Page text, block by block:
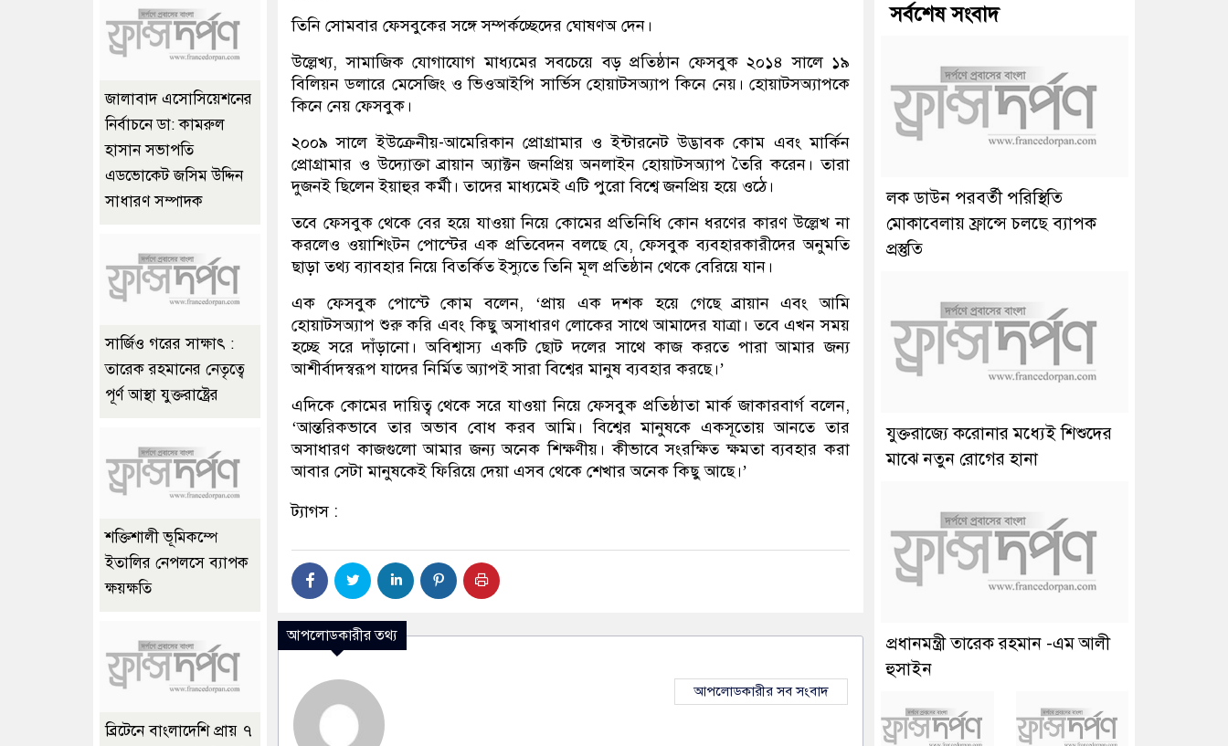
তিনি সোমবার ফেসবুকের সঙ্গে সম্পর্কচ্ছেদের ঘোষণঅ দেন।
উল্লেখ্য, সামাজিক যোগাযোগ মাধ্যমের সবচেয়ে বড় প্রতিষ্ঠান ফেসবুক ২০১৪ সালে ১৯
বিলিয়ন ডলারে মেসেজিং ও ভিওআইপি সার্ভিস হোয়াটসঅ্যাপ কিনে নেয়। হোয়াটসঅ্যাপকে
কিনে নেয় ফেসবুক।
২০০৯ সালে ইউক্রেনীয়-আমেরিকান প্রোগ্রামার ও ইন্টারনেট উদ্ভাবক কোম এবং মার্কিন
প্রোগ্রামার ও উদ্যোক্তা ব্রায়ান অ্যাক্টন জনপ্রিয় অনলাইন হোয়াটসঅ্যাপ তৈরি করেন। তারা
দুজনই ছিলেন ইয়াহুর কর্মী। তাদের মাধ্যমেই এটি পুরো বিশ্বে জনপ্রিয় হয়ে ওঠে।
তবে ফেসবুক থেকে বের হয়ে যাওয়া নিয়ে কোমের প্রতিনিধি কোন ধরণের কারণ উল্লেখ না
করলেও ওয়াশিংটন পোস্টের এক প্রতিবেদন বলছে যে, ফেসবুক ব্যবহারকারীদের অনুমতি
ছাড়া তথ্য ব্যাবহার নিয়ে বিতর্কিত ইস্যুতে তিনি মূল প্রতিষ্ঠান থেকে বেরিয়ে যান।
এক ফেসবুক পোস্টে কোম বলেন, ‘প্রায় এক দশক হয়ে গেছে ব্রায়ান এবং আমি
হোয়াটসঅ্যাপ শুরু করি এবং কিছু অসাধারণ লোকের সাথে আমাদের যাত্রা। তবে এখন সময়
হচ্ছে সরে দাঁড়ানো। অবিশ্বাস্য একটি ছোট দলের সাথে কাজ করতে পারা আমার জন্য
আশীর্বাদস্বরূপ যাদের নির্মিত অ্যাপই সারা বিশ্বের মানুষ ব্যবহার করছে।’
এদিকে কোমের দায়িত্ব থেকে সরে যাওয়া নিয়ে ফেসবুক প্রতিষ্ঠাতা মার্ক জাকারবার্গ বলেন,
‘আন্তরিকভাবে তার অভাব বোধ করব আমি। বিশ্বের মানুষকে একসূতোয় আনতে তার
অসাধারণ কাজগুলো আমার জন্য অনেক শিক্ষণীয়। কীভাবে সংরক্ষিত ক্ষমতা ব্যবহার করা
আবার সেটা মানুষকেই ফিরিয়ে দেয়া এসব থেকে শেখার অনেক কিছু আছে।’
ট্যাগস :
আপলোডকারীর তথ্য
আপলোডকারীর সব সংবাদ
জালাবাদ এসোসিয়েশনের
নির্বাচনে ডা: কামরুল
হাসান সভাপতি
এডভোকেট জসিম উদ্দিন
সাধারণ সম্পাদক
সার্জিও গরের সাক্ষাৎ :
তারেক রহমানের নেতৃত্বে
পূর্ণ আস্থা যুক্তরাষ্ট্রের
শক্তিশালী ভূমিকম্পে
ইতালির নেপলসে ব্যাপক
ক্ষয়ক্ষতি
ব্রিটেনে বাংলাদেশি প্রায় ৭
সর্বশেষ সংবাদ
লক ডাউন পরবর্তী পরিস্থিতি
মোকাবেলায় ফ্রান্সে চলছে ব্যাপক
প্রস্তুতি
যুক্তরাজ্যে করোনার মধ্যেই শিশুদের
মাঝে নতুন রোগের হানা
প্রধানমন্ত্রী তারেক রহমান -এম আলী
হুসাইন